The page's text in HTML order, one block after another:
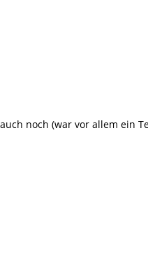
noch (war vor allem ein